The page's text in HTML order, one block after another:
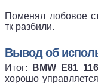
Поменял лобовое
тк разбили.
Вывод об
Итог: BMW E81
хорошо